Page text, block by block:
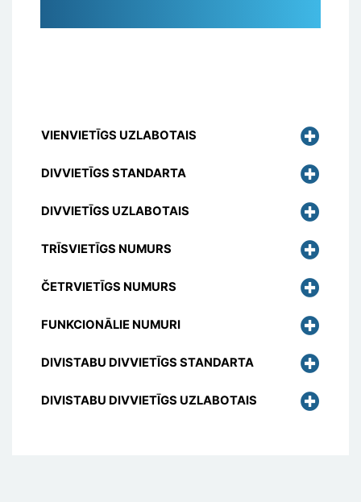
VIENVIETĪGS UZLABOTAIS
DIVVIETĪGS STANDARTA
DIVVIETĪGS UZLABOTAIS
TRĪSVIETĪGS NUMURS
ČETRVIETĪGS NUMURS
FUNKCIONĀLIE NUMURI
DIVISTABU DIVVIETĪGS STANDARTA
DIVISTABU DIVVIETĪGS UZLABOTAIS